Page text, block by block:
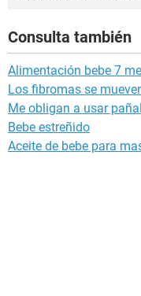
Consulta también
Alimentación bebe 7
Los fibromas se
Me obligan a usar
Bebe estreñido
Aceite de bebe para